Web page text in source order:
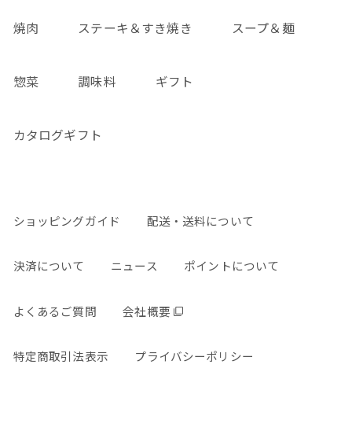
焼肉 ステーキ＆すき焼き スープ＆麺
惣菜 調味料 ギフト
カタログギフト
ショッピングガイド 配送・送料について
決済について ニュース ポイントについて
よくあるご質問 会社概要
特定商取引法表示 プライバシーポリシー